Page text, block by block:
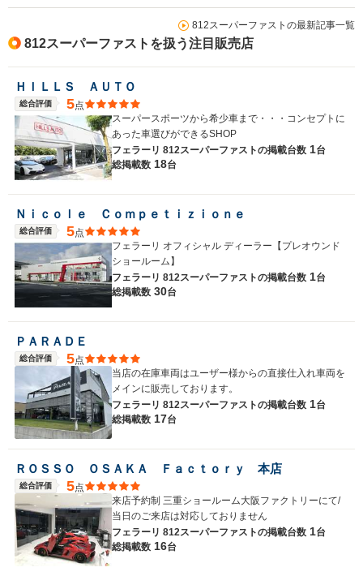
812スーパーファストの最新記事一覧
812スーパーファストを扱う注目販売店
ＨＩＬＬＳ ＡＵＴＯ
総合評価 5点
スーパースポーツから希少車まで・・・コンセプトに
あった車選びができるSHOP
フェラーリ 812スーパーファストの掲載台数 1台
総掲載数 18台
Ｎｉｃｏｌｅ Ｃｏｍｐｅｔｉｚｉｏｎｅ
総合評価 5点
フェラーリ オフィシャル ディーラー【プレオウンド
ショールーム】
フェラーリ 812スーパーファストの掲載台数 1台
総掲載数 30台
ＰＡＲＡＤＥ
総合評価 5点
当店の在庫車両はユーザー様からの直接仕入れ車両を
メインに販売しております。
フェラーリ 812スーパーファストの掲載台数 1台
総掲載数 17台
ＲＯＳＳＯ ＯＳＡＫＡ Ｆａｃｔｏｒｙ 本店
総合評価 5点
来店予約制 三重ショールーム大阪ファクトリーにて/
当日のご来店は対応しておりません
フェラーリ 812スーパーファストの掲載台数 1台
総掲載数 16台